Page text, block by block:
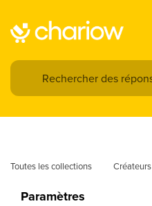
Toutes les collections Créateurs
Paramètres